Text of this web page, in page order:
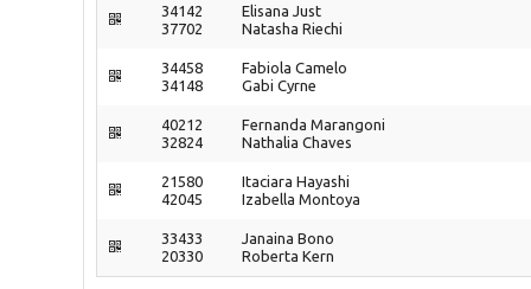
34142
37702
Elisana Just
Natasha Riechi
34458
34148
Fabiola Camelo
Gabi Cyrne
40212
32824
Fernanda Marangoni
Nathalia Chaves
21580
42045
Itaciara Hayashi
Izabella Montoya
33433
20330
Janaina Bono
Roberta Kern